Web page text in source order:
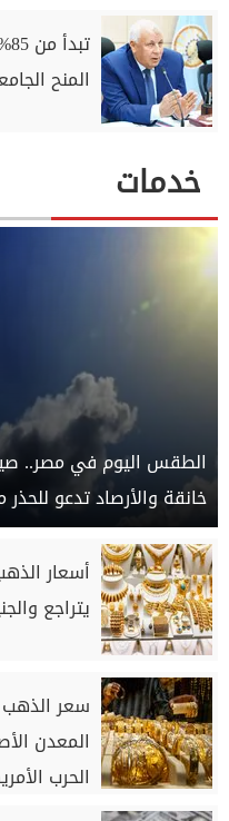
المنح الجامعية
خدمات
الطقس اليوم في مصر..
خانقة والأرصاد تدعو
يتراجع
سعر
المعدن
الحرب